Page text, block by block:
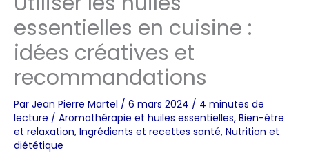
essentielles en cuisine :
idées créatives et
recommandations
Par Jean Pierre Martel / 6 mars 2024 / 4 minutes de
lecture / Aromathérapie et huiles essentielles, Bien-être
et relaxation, Ingrédients et recettes santé, Nutrition et
diététique